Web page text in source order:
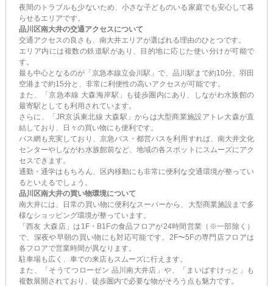
夜間のトラブルも少ないため、小さな子どものいる家庭でも安心して暮
らせるエリアです。
品川区南大井の交通アクセスについて
交通アクセスの良さも、南大井エリアが選ばれる理由のひとつです。
エリア内には複数の鉄道駅があり、目的地に応じた使い分けが可能で
す。
最も中心となるのが「京急本線立会川駅」で、品川駅まで約10分、羽田
空港まで約15分と、非常に利便性の高いアクセスが可能です。
また、「京急本線 大森海岸駅」も徒歩圏内にあり、しながわ水族館の
最寄駅としても利用されています。
さらに、「JR京浜東北線 大森駅」からは大型商業施設アトレ大森が直
結しており、日々の買い物にも便利です。
バス網も充実しており、京急バス・都営バスを利用すれば、南大井文化
センターやしながわ水族館前など、地域の各スポットにスムーズにアク
セスできます。
通勤・通学はもちろん、区内移動にも非常に便利な交通環境が整ってい
るといえるでしょう。
品川区南大井の買い物環境について
南大井には、日常の買い物に便利なスーパーから、大型商業施設まで多
様なショッピング環境が整っています。
「西友 大森店」は1F・B1Fの食品フロアが24時間営業（※一部除く）
で、深夜や早朝の買い物にも対応可能です。2F〜5Fの専門店フロアは
各フロアで営業時間が異なります。
駐車場も広く、車での来店もスムーズに行えます。
また、「そうてつローゼン 品川南大井店」や、「まいばすけっと」も
複数展開されており、徒歩圏内で必要な物がそろう点も魅力です。